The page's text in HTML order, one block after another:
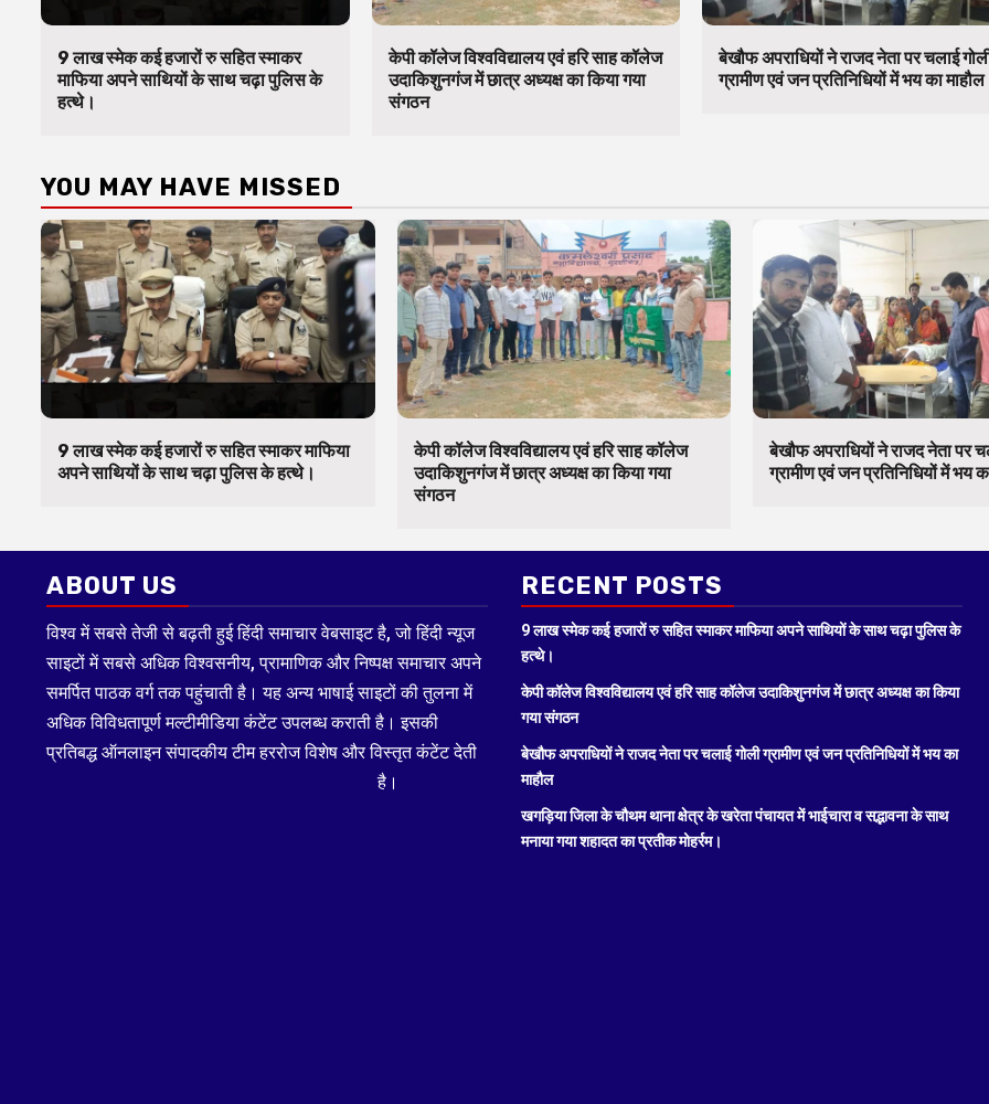
9 लाख स्मेक कई हजारों रु सहित स्माकर
माफिया अपने साथियों के साथ चढ़ा पुलिस के
हत्थे।
केपी कॉलेज विश्वविद्यालय एवं हरि साह कॉलेज
उदाकिशुनगंज में छात्र अध्यक्ष का किया गया
संगठन
बेखौफ अपराधियों ने राजद नेता पर चलाई
ग्रामीण एवं जन प्रतिनिधियों में भय का माहौल
YOU MAY HAVE MISSED
9 लाख स्मेक कई हजारों रु सहित स्माकर माफिया
अपने साथियों के साथ चढ़ा पुलिस के हत्थे।
केपी कॉलेज विश्वविद्यालय एवं हरि साह कॉलेज
उदाकिशुनगंज में छात्र अध्यक्ष का किया गया
संगठन
बेखौफ अपराधियों ने राजद नेता पर
ग्रामीण एवं जन प्रतिनिधियों में भय
ABOUT US
विश्व में सबसे तेजी से बढ़ती हुई हिंदी समाचार वेबसाइट है, जो हिंदी न्यूज
साइटों में सबसे अधिक विश्वसनीय, प्रामाणिक और निष्पक्ष समाचार अपने
समर्पित पाठक वर्ग तक पहुंचाती है। यह अन्य भाषाई साइटों की तुलना में
अधिक विविधतापूर्ण मल्टीमीडिया कंटेंट उपलब्ध कराती है। इसकी
प्रतिबद्ध ऑनलाइन संपादकीय टीम हररोज विशेष और विस्तृत कंटेंट देती
है।
RECENT POSTS
9 लाख स्मेक कई हजारों रु सहित स्माकर माफिया अपने साथियों के साथ चढ़ा पुलिस के
हत्थे।
केपी कॉलेज विश्वविद्यालय एवं हरि साह कॉलेज उदाकिशुनगंज में छात्र अध्यक्ष का किया
गया संगठन
बेखौफ अपराधियों ने राजद नेता पर चलाई गोली ग्रामीण एवं जन प्रतिनिधियों में भय का
माहौल
खगड़िया जिला के चौथम थाना क्षेत्र के खरेता पंचायत में भाईचारा व सद्भावना के साथ
मनाया गया शहादत का प्रतीक मोहर्रम।